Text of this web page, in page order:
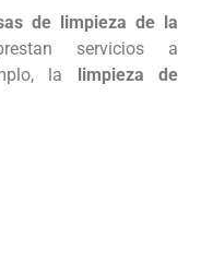
de limpieza de la
servicios a
la limpieza de